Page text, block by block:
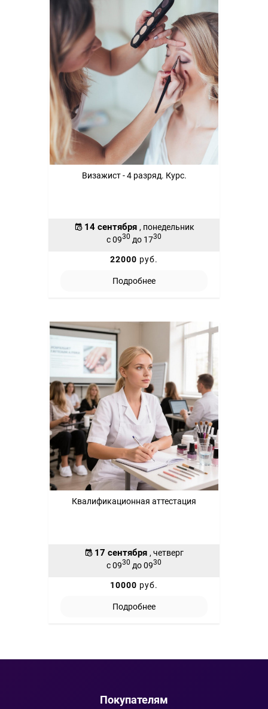
Визажист - 4 разряд. Курс.
14 сентября , понедельник
с 0930 до 1730
22000 руб.
Подробнее
Квалификационная аттестация
17 сентября , четверг
с 0930 до 0930
10000 руб.
Подробнее
Покупателям